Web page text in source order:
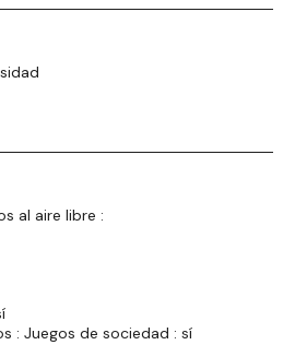
al aire libre :
: Juegos de sociedad : sí